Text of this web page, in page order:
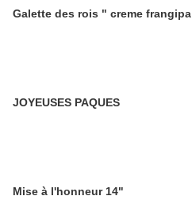
Galette des rois " creme
JOYEUSES PAQUES
Mise à l'honneur 14"